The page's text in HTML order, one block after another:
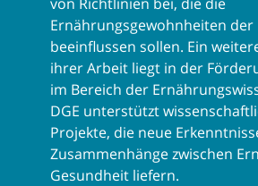
Ernährungsgewohnheiten
beeinflussen sollen. Ein
ihrer Arbeit liegt in der
im Bereich der
DGE unterstützt
Projekte, die neue
Zusammenhänge zwischen
Gesundheit liefern.